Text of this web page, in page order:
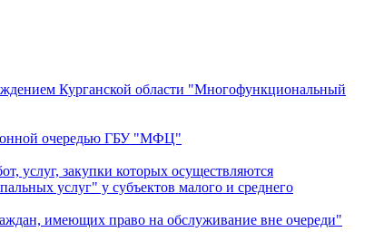
Курганской области "Многофункциональный
очередью ГБУ "МФЦ"
услуг, закупки которых осуществляются
услуг" у субъектов малого и среднего
имеющих право на обслуживание вне очереди"